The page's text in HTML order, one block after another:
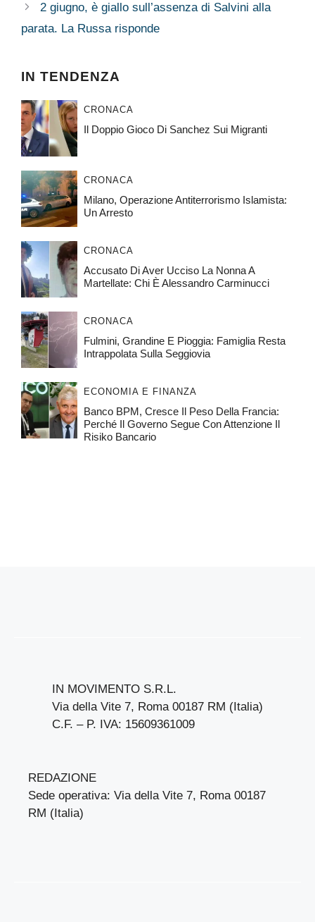
2 giugno, è giallo sull’assenza di Salvini alla
parata. La Russa risponde
IN TENDENZA
CRONACA
Il Doppio Gioco Di Sanchez Sui Migranti
CRONACA
Milano, Operazione Antiterrorismo Islamista:
Un Arresto
CRONACA
Accusato Di Aver Ucciso La Nonna A
Martellate: Chi È Alessandro Carminucci
CRONACA
Fulmini, Grandine E Pioggia: Famiglia Resta
Intrappolata Sulla Seggiovia
ECONOMIA E FINANZA
Banco BPM, Cresce Il Peso Della Francia:
Perché Il Governo Segue Con Attenzione Il
Risiko Bancario
IN MOVIMENTO S.R.L.
Via della Vite 7, Roma 00187 RM (Italia)
C.F. – P. IVA: 15609361009
REDAZIONE
Sede operativa: Via della Vite 7, Roma 00187
RM (Italia)